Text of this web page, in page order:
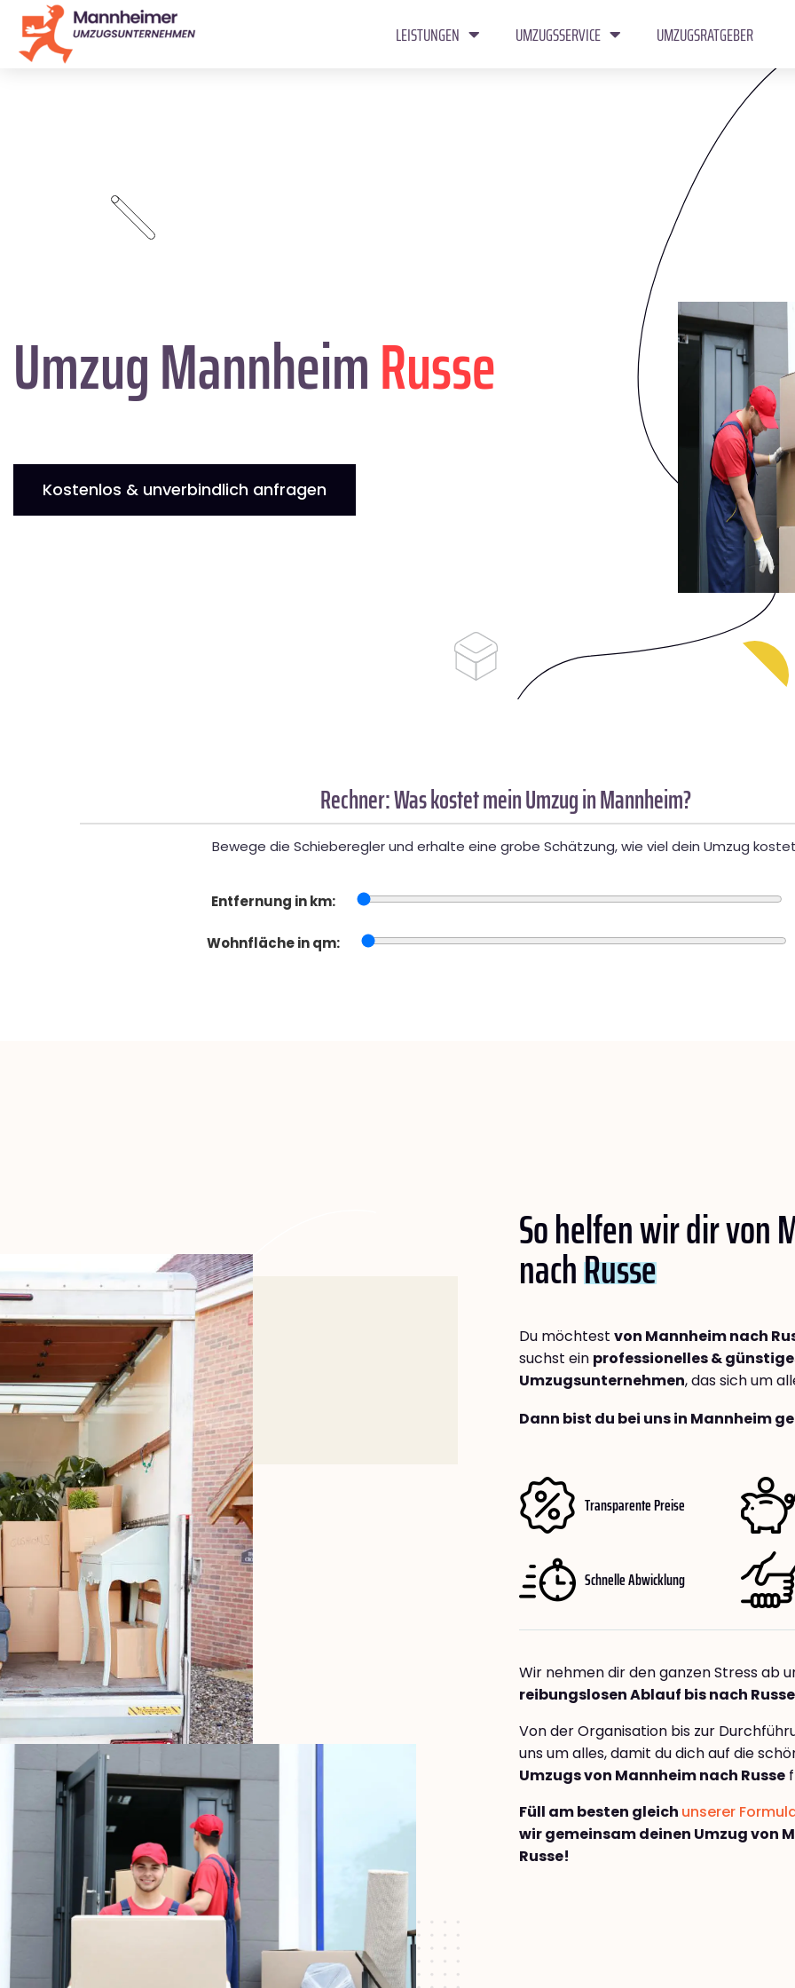
LEISTUNGEN UMZUGSSERVICE UMZUGSRATGEBER
Umzug MannheimRusse
Kostenlos & unverbindlich anfragen
Rechner: Was kostet mein Umzug in Mannheim?
Bewege die Schieberegler und erhalte eine grobe Schätzung, wie viel dein Umzug
Entfernung in km:
Wohnfläche in qm:
So helfen wir dir von
nachRusse
Du möchtest von Mannheim nach
suchst ein professionelles &
Umzugsunternehmen, das sich um
Dann bist du bei uns in Mannheim
Transparente Preise
Schnelle Abwicklung
Wir nehmen dir den ganzen Stress ab
reibungslosen Ablauf bis nach Russe
Von der Organisation bis zur
uns um alles, damit du dich auf die
Umzugs von Mannheim nach Russe
Füll am besten gleich unserer
wir gemeinsam deinen Umzug von
Russe!